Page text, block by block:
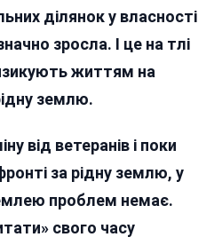
ділянок у власності
зросла. І це на тлі
життям на
землю.
від ветеранів і поки
за рідну землю, у
проблем немає.
свого часу